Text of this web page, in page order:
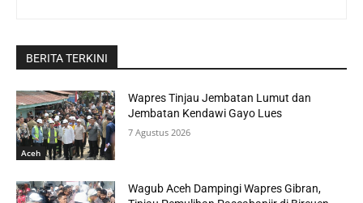
BERITA TERKINI
Aceh
Wapres Tinjau Jembatan Lumut dan
Jembatan Kendawi Gayo Lues
7 Agustus 2026
Wagub Aceh Dampingi Wapres Gibran,